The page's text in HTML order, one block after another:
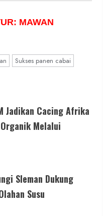
MAWAN
Sukses panen cabai
Jadikan Cacing Afrika
Melalui
Sleman Dukung
Susu